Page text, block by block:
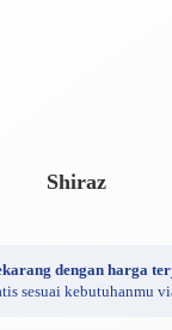
Shiraz
dengan harga
sesuai kebutuhanmu